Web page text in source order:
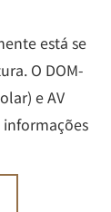
está se
O DOM-
e AV